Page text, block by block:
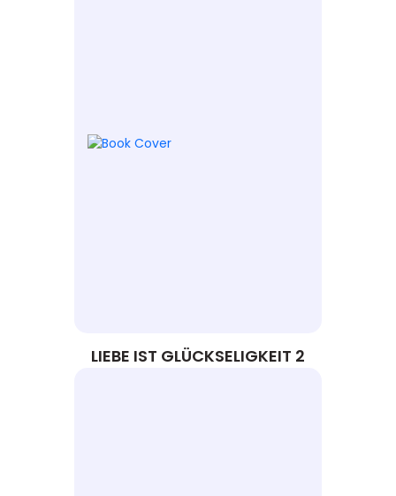
LIEBE IST GLÜCKSELIGKEIT 2